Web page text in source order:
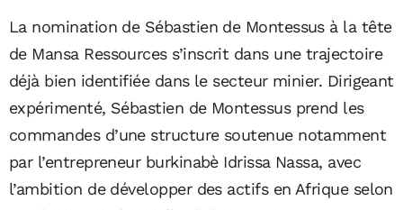
La nomination de Sébastien de Montessus à la tête
de Mansa Ressources s’inscrit dans une trajectoire
déjà bien identifiée dans le secteur minier. Dirigeant
expérimenté, Sébastien de Montessus prend les
commandes d’une structure soutenue notamment
par l’entrepreneur burkinabè Idrissa Nassa, avec
l’ambition de développer des actifs en Afrique selon